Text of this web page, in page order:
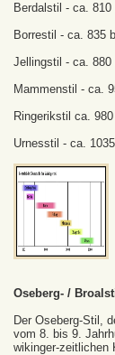
Berdalstil - ca. 810
Borrestil - ca. 835
Jellingstil - ca. 880
Mammenstil - ca.
Ringerikstil ca.
Urnesstil - ca.
Oseberg- /
Der Oseberg-Stil,
vom 8. bis 9.
wikinger-zeitlichen